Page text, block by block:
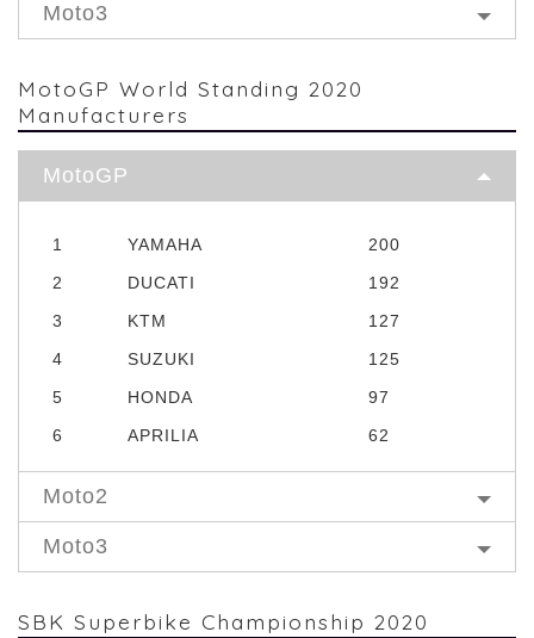
Moto3
MotoGP World Standing 2020
Manufacturers
MotoGP
1 YAMAHA
200
2
DUCATI
192
3
KTM
127
4
SUZUKI
125
5
HONDA
97
6
APRILIA 62
Moto2
Moto3
SBK Superbike Championship 2020